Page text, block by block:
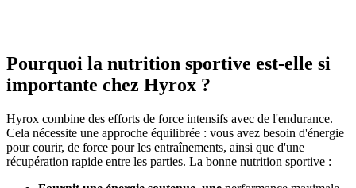
Pourquoi la nutrition sportive est-elle si
importante chez Hyrox ?
Hyrox combine des efforts de force intensifs avec de l'endurance.
Cela nécessite une approche équilibrée : vous avez besoin d'énergie
pour courir, de force pour les entraînements, ainsi que d'une
récupération rapide entre les parties. La bonne nutrition sportive :